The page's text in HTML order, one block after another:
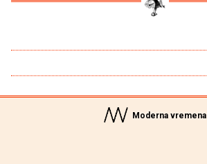
Moderna vremena